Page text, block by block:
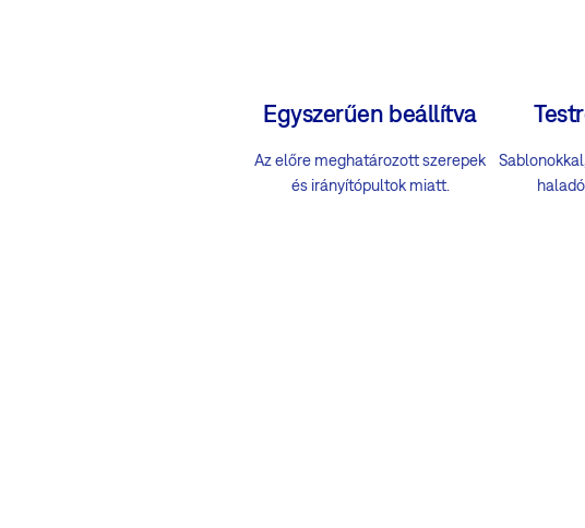
Egyszerűen beállítva
Az előre meghatározott szerepek
és irányítópultok miatt.